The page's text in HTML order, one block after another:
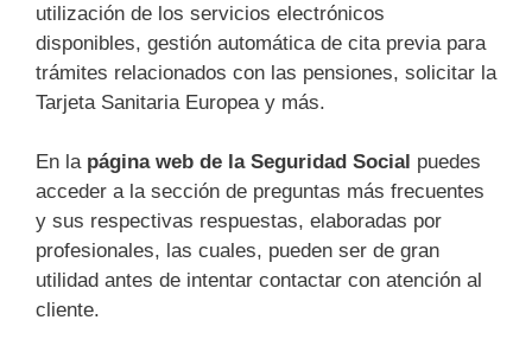
utilización de los servicios electrónicos
disponibles, gestión automática de cita previa para
trámites relacionados con las pensiones, solicitar la
Tarjeta Sanitaria Europea y más.
En la página web de la Seguridad Social puedes
acceder a la sección de preguntas más frecuentes
y sus respectivas respuestas, elaboradas por
profesionales, las cuales, pueden ser de gran
utilidad antes de intentar contactar con atención al
cliente.